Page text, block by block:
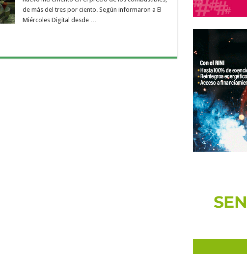
de más del tres por ciento. Según informaron a El
Miércoles Digital desde …